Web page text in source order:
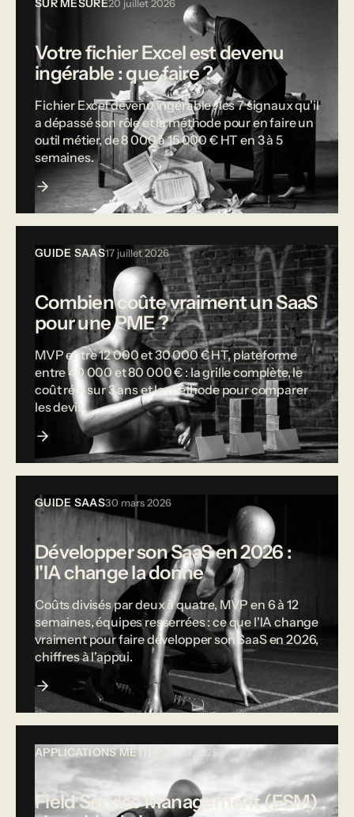
SUR MESURE20 juillet 2026
Votre fichier Excel est devenu
ingérable : que faire ?
Fichier Excel devenu ingérable : les 7 signaux qu'il
a dépassé son rôle et la méthode pour en faire un
outil métier, de 8 000 à 15 000 € HT en 3 à 5
semaines.
GUIDE SAAS17 juillet 2026
Combien coûte vraiment un SaaS
pour une PME ?
MVP entre 12 000 et 30 000 € HT, plateforme
entre 40 000 et 80 000 € : la grille complète, le
coût réel sur 3 ans et la méthode pour comparer
les devis.
GUIDE SAAS30 mars 2026
Développer son SaaS en 2026 :
l'IA change la donne
Coûts divisés par deux à quatre, MVP en 6 à 12
semaines, équipes resserrées : ce que l'IA change
vraiment pour faire développer son SaaS en 2026,
chiffres à l'appui.
APPLICATIONS MÉTIER 12 mai 2025
Field Service Management (FSM)